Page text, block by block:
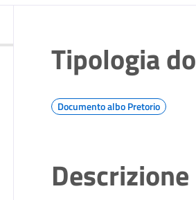
Tipologia
Documento albo Pretorio
Descrizione